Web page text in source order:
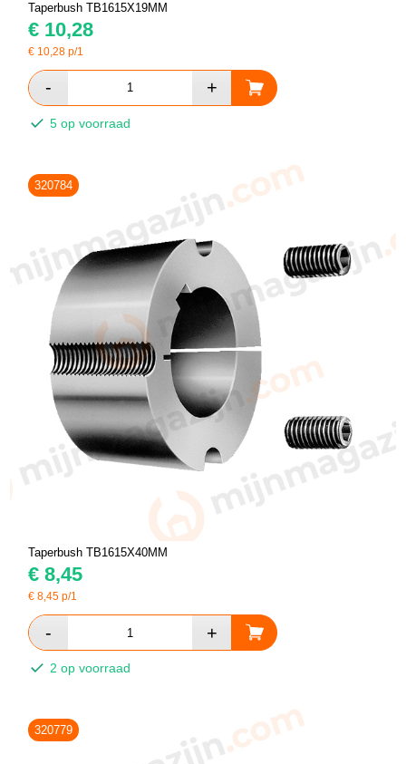
Taperbush TB1615X19MM
€ 10,28
€ 10,28 p/1
5 op voorraad
320784
Taperbush TB1615X40MM
€ 8,45
€8,45 p/1
2 op voorraad
320779